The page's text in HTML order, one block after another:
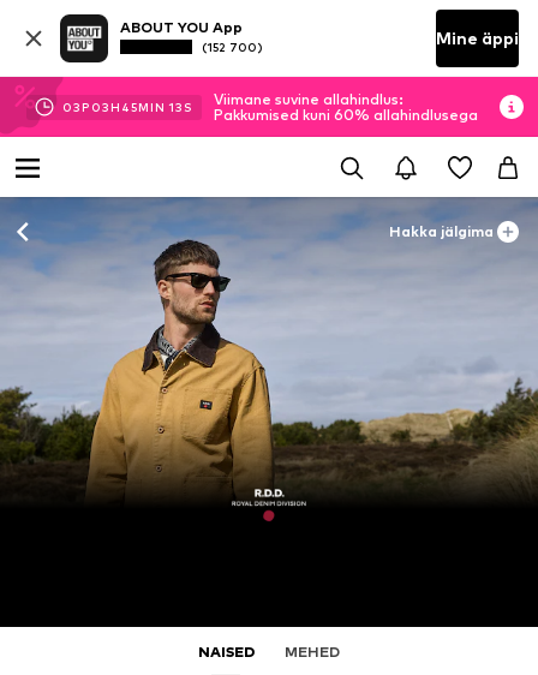
ABOUT YOU App
(152 700) Mine äppi
03P 03H 45MIN 12 S
Viimane suvine allahindlus:
Pakkumised kuni 60% allahindlusega
Hakka jälgima
NAISED MEHED